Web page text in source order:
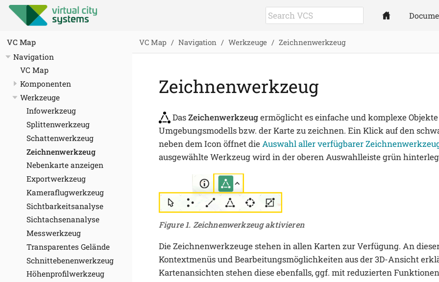
VC Map
Navigation
VC Map
Komponenten
Werkzeuge
Infowerkzeug
Splittenwerkzeug
Schattenwerkzeug
Zeichnenwerkzeug
Nebenkarte anzeigen
Exportwerkzeug
Kameraflugwerkzeug
Sichtbarkeitsanalyse
Sichtachsenanalyse
Messwerkzeug
Transparentes Gelände
Schnittebenenwerkzeug
Höhenprofilwerkzeug
VC Map Navigation Werkzeuge Zeichnenwerkzeug
Zeichnenwerkzeug
DasZeichenwerkzeugermöglicht es einfache und komplexe
Umgebungsmodells bzw. der Karte zu zeichnen. Ein Klick auf den
neben dem Icon öffnet die Auswahl aller verfügbarer
ausgewählte Werkzeug wird in der oberen Auswahlleiste grün
Figure 1. Zeichnenwerkzeug aktivieren
Die Zeichnenwerkzeuge stehen in allen Karten zur Verfügung. An
Kontextmenüs und Bearbeitungsmöglichkeiten aus der 3D-Ansicht
Kartenansichten stehen diese ebenfalls, ggf. mit reduzierten